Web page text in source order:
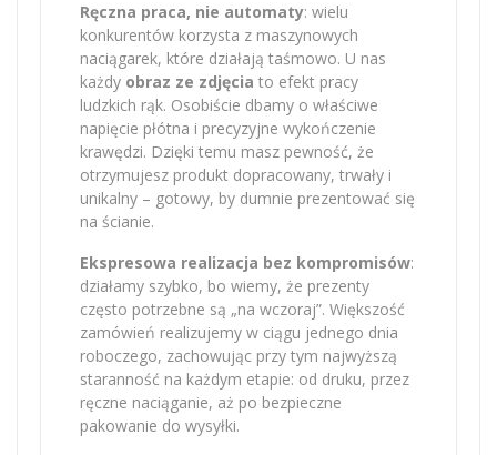
Ręczna praca, nie automaty: wielu
konkurentów korzysta z maszynowych
naciągarek, które działają taśmowo. U nas
każdy obraz ze zdjęcia to efekt pracy
ludzkich rąk. Osobiście dbamy o właściwe
napięcie płótna i precyzyjne wykończenie
krawędzi. Dzięki temu masz pewność, że
otrzymujesz produkt dopracowany, trwały i
unikalny – gotowy, by dumnie prezentować się
na ścianie.
Ekspresowa realizacja bez kompromisów:
działamy szybko, bo wiemy, że prezenty
często potrzebne są „na wczoraj”. Większość
zamówień realizujemy w ciągu jednego dnia
roboczego, zachowując przy tym najwyższą
staranność na każdym etapie: od druku, przez
ręczne naciąganie, aż po bezpieczne
pakowanie do wysyłki.